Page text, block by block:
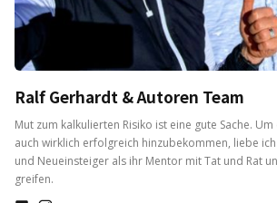
Ralf Gerhardt & Autoren Team
Mut zum kalkulierten Risiko ist eine gute Sache.
auch wirklich erfolgreich hinzubekommen, liebe
und Neueinsteiger als ihr Mentor mit Tat und Rat
greifen.